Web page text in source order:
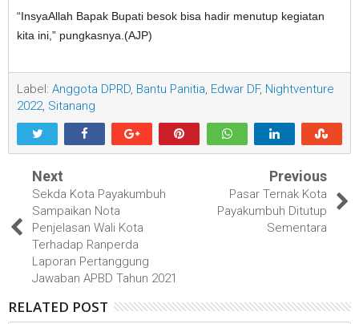
“InsyaAllah Bapak Bupati besok bisa hadir menutup kegiatan
kita ini,” pungkasnya.(AJP)
Label: Anggota DPRD, Bantu Panitia, Edwar DF, Nightventure
2022, Sitanang
Next
Sekda Kota Payakumbuh
Sampaikan Nota
Penjelasan Wali Kota
Terhadap Ranperda
Laporan Pertanggung
Jawaban APBD Tahun 2021
Previous
Pasar Ternak Kota
Payakumbuh Ditutup
Sementara
RELATED POST